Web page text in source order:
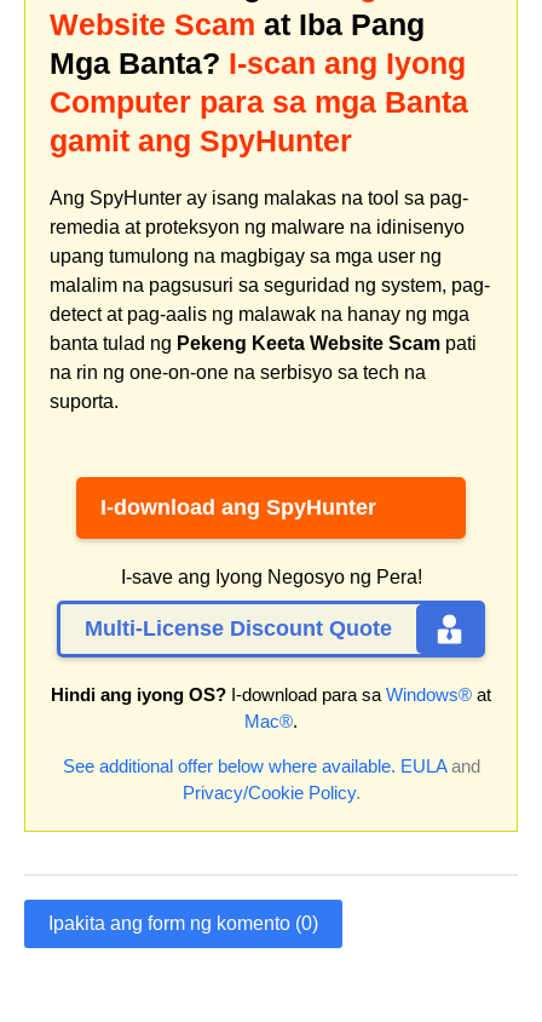
Website Scam at Iba Pang
Mga Banta? I-scan ang Iyong
Computer para sa mga Banta
gamit ang SpyHunter
Ang SpyHunter ay isang malakas na tool sa pag-
remedia at proteksyon ng malware na idinisenyo
upang tumulong na magbigay sa mga user ng
malalim na pagsusuri sa seguridad ng system, pag-
detect at pag-aalis ng malawak na hanay ng mga
banta tulad ng Pekeng Keeta Website Scam pati
na rin ng one-on-one na serbisyo sa tech na
suporta.
I-download ang SpyHunter
I-save ang Iyong Negosyo ng Pera!
Multi-License Discount Quote
Hindi ang iyong OS? I-download para sa Windows® at
Mac®.
See additional offer below where available. EULAand
Privacy/Cookie Policy.
Ipakita ang form ng komento (0)